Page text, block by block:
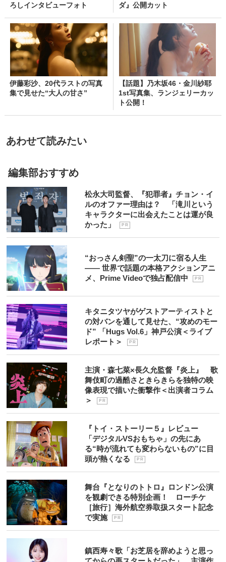
ろしインタビューフォト
ダ』公開カット
伊藤彩沙、20代ラストの写真
集で見せた“大人の甘さ”
【話題】乃木坂46・金川紗耶
1st写真集、ランジェリーカッ
ト公開！
あわせて読みたい
編集部おすすめ
松永大司監督、『犯罪者』チョン・イ
ルのオファー理由は？ 「滝川という
キャラクターに出会えたことは運が良
かった」
P R
“おっさん剣聖”の一太刀に宿る人生
―― 世界で話題の本格アクションアニ
メ、Prime Videoで独占配信中
P R
キタニタツヤがゲストアーティストと
の対バンを通して見せた、“攻めのモー
ド” 「Hugs Vol.6」神戸公演＜ライブ
レポート＞
P R
主演・森七菜×長久允監督『炎上』 歌
舞伎町の過酷さときらきらを独特の映
像表現で描いた衝撃作＜出演者コラム
＞
P R
『トイ・ストーリー５』レビュー
「デジタルVSおもちゃ」の先にあ
る“時が流れても変わらないもの”に目
頭が熱くなる
P R
舞台『となりのトトロ』ロンドン公演
を観劇できる特別企画！ ローチケ
［旅行］海外航空券取扱スタート記念
で実施
P R
鎮西寿々歌「お芝居を辞めようと思っ